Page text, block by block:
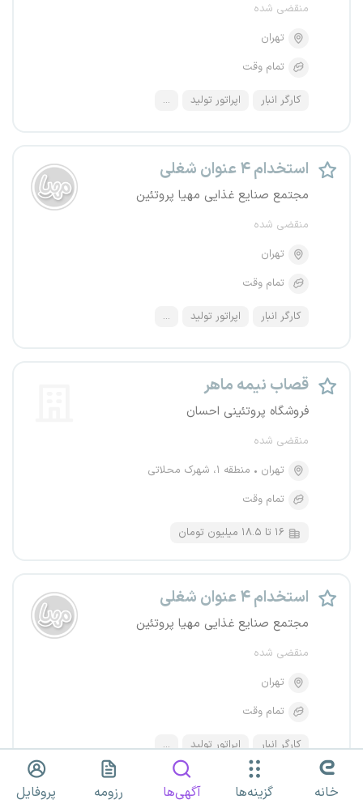
منقضی شده
تهران
تمام وقت
کارگر انبار اپراتور تولید ...
استخدام ۴ عنوان شغلی
مجتمع صنایع غذایی مهیا پروتئین
منقضی شده
تهران
تمام وقت
کارگر انبار اپراتور تولید ...
قصاب نیمه ماهر
فروشگاه پروتئینی احسان
منقضی شده
تهران
منطقه ۱، شهرک محلاتی
تمام وقت
۱۶ تا ۱۸.۵ میلیون تومان
استخدام ۴ عنوان شغلی
مجتمع صنایع غذایی مهیا پروتئین
منقضی شده
تهران
تمام وقت
کارگر انبار اپراتور تولید ...
خانه گزینه‌ها آگهی‌ها رزومه پروفایل